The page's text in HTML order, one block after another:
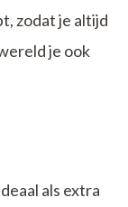
zodat je altijd
je ook
als extra